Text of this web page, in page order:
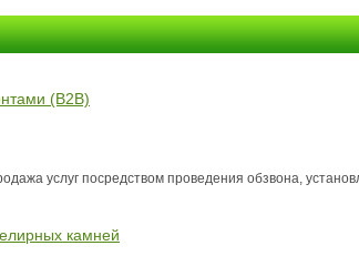
(B2B)
услуг посредством проведения обзвона,
камней